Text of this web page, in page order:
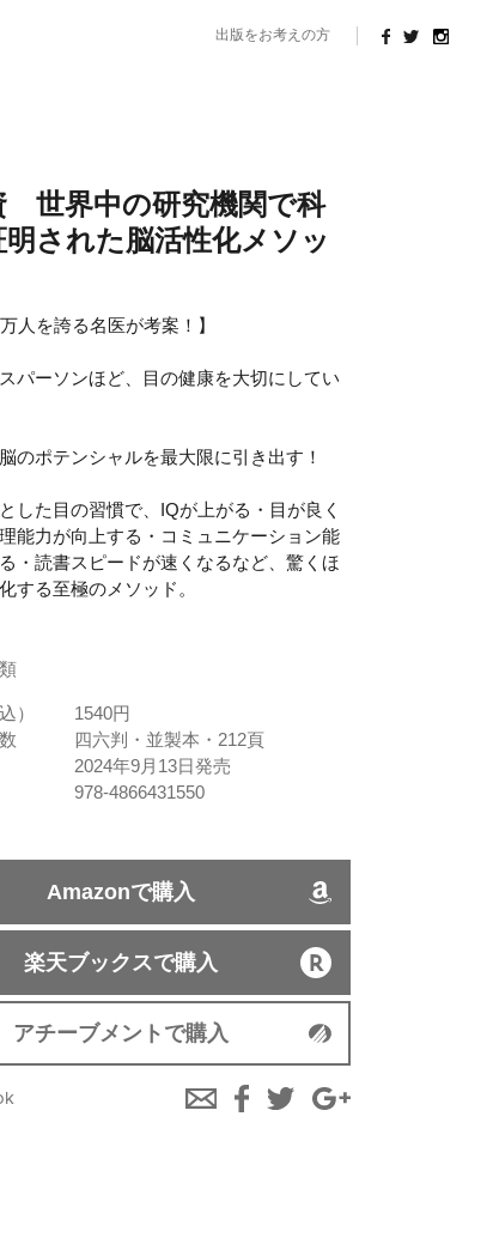
出版をお考えの方
世界中の研究機関で科
された脳活性化メソッ
人を誇る名医が考案！】
パーソンほど、目の健康を大切にしてい
のポテンシャルを最大限に引き出す！
した目の習慣で、IQが上がる・目が良く
能力が向上する・コミュニケーション能
・読書スピードが速くなるなど、驚くほ
する至極のメソッド。
）
1540円
四六判・並製本・212頁
2024年9月13日発売
978-4866431550
Amazonで購入
楽天ブックスで購入
アチーブメントで購入